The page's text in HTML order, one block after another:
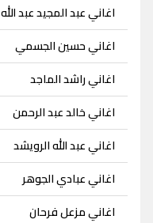
اغاني عبد المجيد عبد الله
اغاني حسين الجسمي
اغاني راشد الماجد
اغاني خالد عبد الرحمن
اغاني عبد الله الرويشد
اغاني عبادي الجوهر
اغاني مزعل فرحان